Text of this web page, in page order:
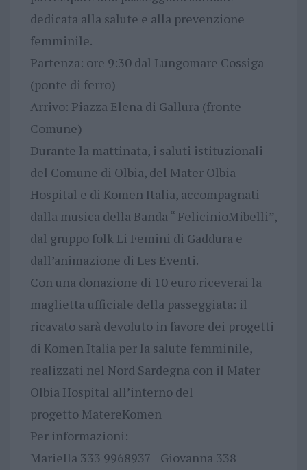
dedicata alla salute e alla prevenzione
femminile.
Partenza: ore 9:30 dal Lungomare Cossiga
(ponte di ferro)
Arrivo: Piazza Elena di Gallura (fronte
Comune)
Durante la mattinata, i saluti istituzionali
del Comune di Olbia, del Mater Olbia
Hospital e di Komen Italia, accompagnati
dalla musica della Banda “ FelicinioMibelli”,
dal gruppo folk Li Femini di Gaddura e
dall’animazione di Les Eventi.
Con una donazione di 10 euro riceverai la
maglietta ufficiale della passeggiata: il
ricavato sarà devoluto in favore dei progetti
di Komen Italia per la salute femminile,
realizzati nel Nord Sardegna con il Mater
Olbia Hospital all’interno del
progetto MatereKomen
Per informazioni:
Mariella 333 9968937 | Giovanna 338